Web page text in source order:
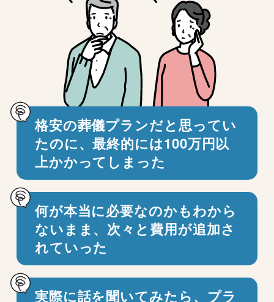
格安の葬儀プランだと思ってい
たのに、最終的には100万円以
上かかってしまった
何が本当に必要なのかもわから
ないまま、 次々と費用が追加さ
れていった
実際に話を聞いてみたら、プラ